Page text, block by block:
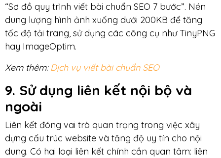
“Sơ đồ quy trình viết bài chuẩn SEO 7 bước”. Nén
dung lượng hình ảnh xuống dưới 200KB để tăng
tốc độ tải trang, sử dụng các công cụ như TinyPNG
hay ImageOptim.
Xem thêm:Dịch vụ viết bài chuẩn SEO
9. Sử dụng liên kết nội bộ và
ngoài
Liên kết đóng vai trò quan trọng trong việc xây
dựng cấu trúc website và tăng độ uy tín cho nội
dung. Có hai loại liên kết chính cần quan tâm: liên